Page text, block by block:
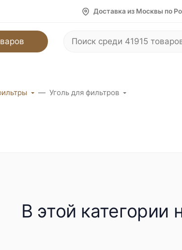
Доставка из Москвы по
Уголь для фильтров
В этой категории